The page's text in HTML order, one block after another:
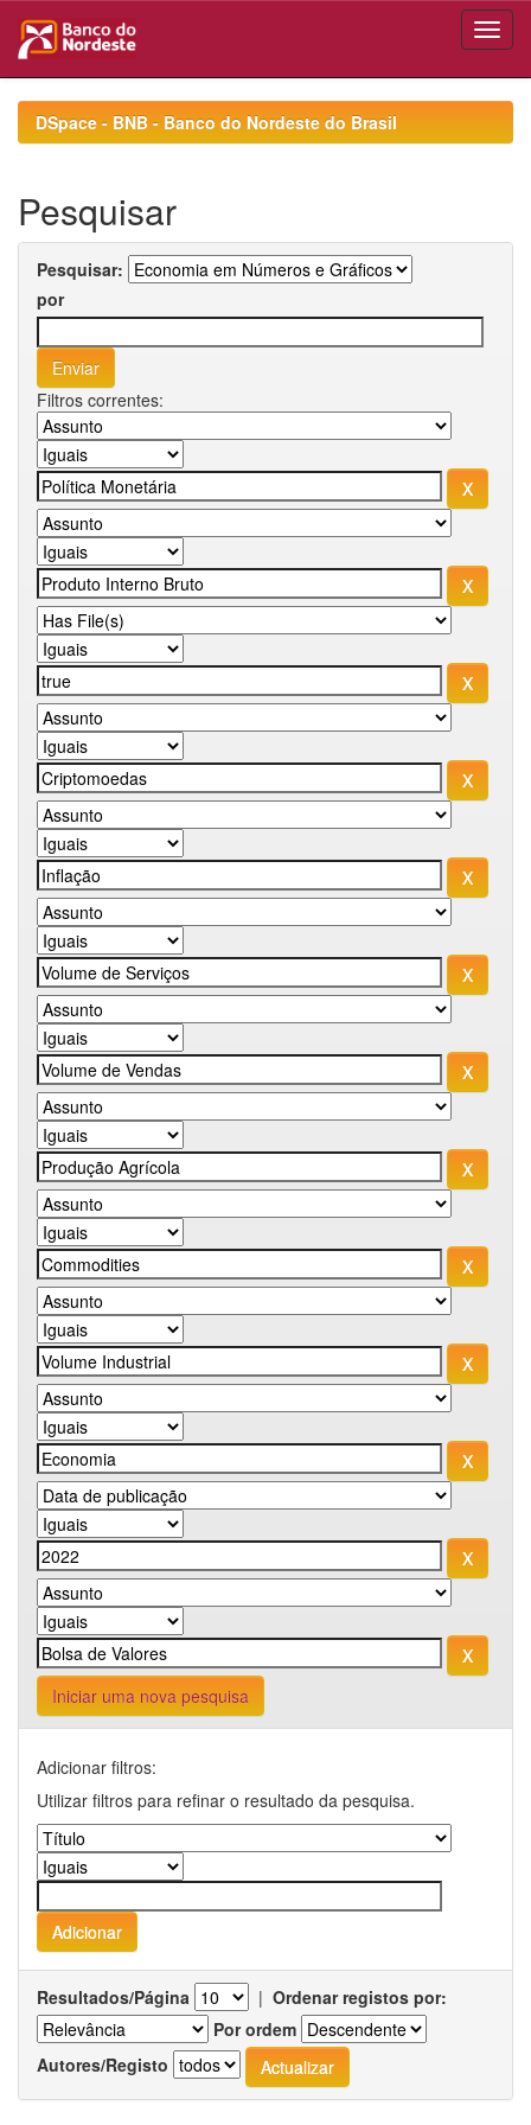
navigationDSpace - BNB - Banco do Nordeste do Brasil
Pesquisar
Pesquisar:
por
Filtros correntes:
Iniciar uma nova pesquisa
Adicionar filtros:
Utilizar filtros para refinar o resultado da pesquisa.
Resultados/Página | Ordenar registos por:
Por ordem
Autores/Registo